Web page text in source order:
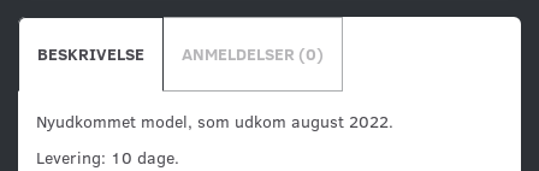
BESKRIVELSE ANMELDELSER (0)
Nyudkommet model, som udkom august 2022.
Levering: 10 dage.